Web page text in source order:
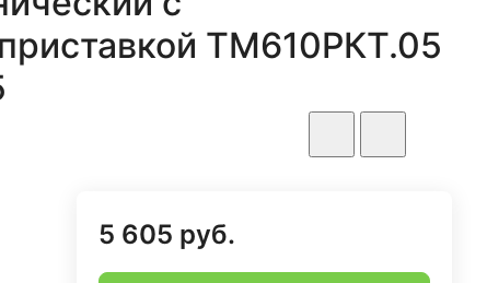
ТМ610РКТ.05
5 605 руб.